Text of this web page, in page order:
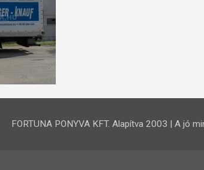
FORTUNA PONYVA KFT. Alapítva 2003 | A jó